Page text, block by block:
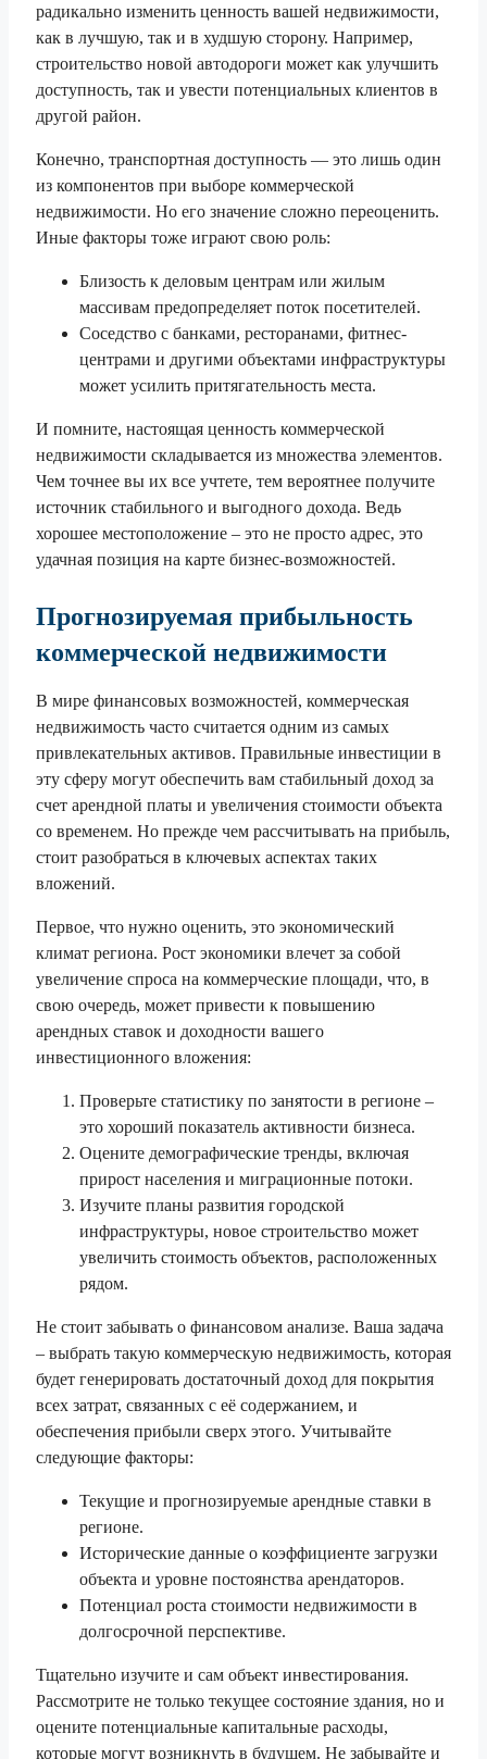
радикально изменить ценность вашей недвижимости,
как в лучшую, так и в худшую сторону. Например,
строительство новой автодороги может как улучшить
доступность, так и увести потенциальных клиентов в
другой район.
Конечно, транспортная доступность — это лишь один
из компонентов при выборе коммерческой
недвижимости. Но его значение сложно переоценить.
Иные факторы тоже играют свою роль:
Близость к деловым центрам или жилым
массивам предопределяет поток посетителей.
Соседство с банками, ресторанами, фитнес-
центрами и другими объектами инфраструктуры
может усилить притягательность места.
И помните, настоящая ценность коммерческой
недвижимости складывается из множества элементов.
Чем точнее вы их все учтете, тем вероятнее получите
источник стабильного и выгодного дохода. Ведь
хорошее местоположение – это не просто адрес, это
удачная позиция на карте бизнес-возможностей.
Прогнозируемая прибыльность
коммерческой недвижимости
В мире финансовых возможностей, коммерческая
недвижимость часто считается одним из самых
привлекательных активов. Правильные инвестиции в
эту сферу могут обеспечить вам стабильный доход за
счет арендной платы и увеличения стоимости объекта
со временем. Но прежде чем рассчитывать на прибыль,
стоит разобраться в ключевых аспектах таких
вложений.
Первое, что нужно оценить, это экономический
климат региона. Рост экономики влечет за собой
увеличение спроса на коммерческие площади, что, в
свою очередь, может привести к повышению
арендных ставок и доходности вашего
инвестиционного вложения:
Проверьте статистику по занятости в регионе –
это хороший показатель активности бизнеса.
Оцените демографические тренды, включая
прирост населения и миграционные потоки.
Изучите планы развития городской
инфраструктуры, новое строительство может
увеличить стоимость объектов, расположенных
рядом.
Не стоит забывать о финансовом анализе. Ваша задача
– выбрать такую коммерческую недвижимость, которая
будет генерировать достаточный доход для покрытия
всех затрат, связанных с её содержанием, и
обеспечения прибыли сверх этого. Учитывайте
следующие факторы:
Текущие и прогнозируемые арендные ставки в
регионе.
Исторические данные о коэффициенте загрузки
объекта и уровне постоянства арендаторов.
Потенциал роста стоимости недвижимости в
долгосрочной перспективе.
Тщательно изучите и сам объект инвестирования.
Рассмотрите не только текущее состояние здания, но и
оцените потенциальные капитальные расходы,
которые могут возникнуть в будущем. Не забывайте и